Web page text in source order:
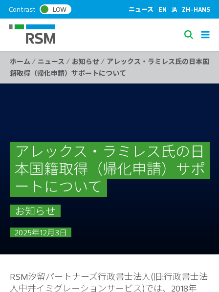
k
t
Contrast LOW ニュース EN JA ZH-HANS
S
e
a
ホーム / ニュース / お知らせ / アレックス・ラミレス氏の日本国
籍取得（帰化申請）サポートについて
アレックス・ラミレス氏の日
本国籍取得（帰化申請）サポ
ートについて
お知らせ
2025年12月3日
RSM汐留パートナーズ行政書士法人(旧:行政書士法
人中井イミグレーションサービス)では、2018年